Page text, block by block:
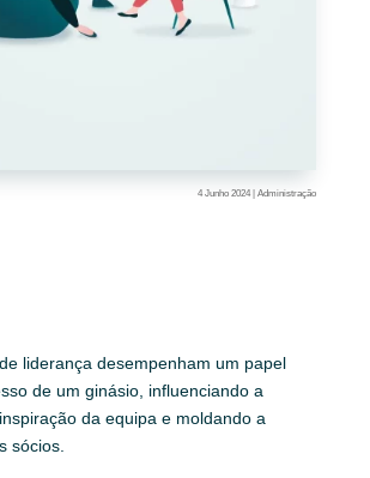
4 Junho 2024 |Administração
liderança desempenham um papel
de um ginásio, influenciando a
da equipa e moldando a
sócios.